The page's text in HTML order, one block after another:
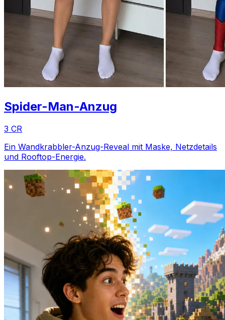
Spider-Man-Anzug
3 CR
Ein Wandkrabbler-Anzug-Reveal mit Maske, Netzdetails
und Rooftop-Energie.